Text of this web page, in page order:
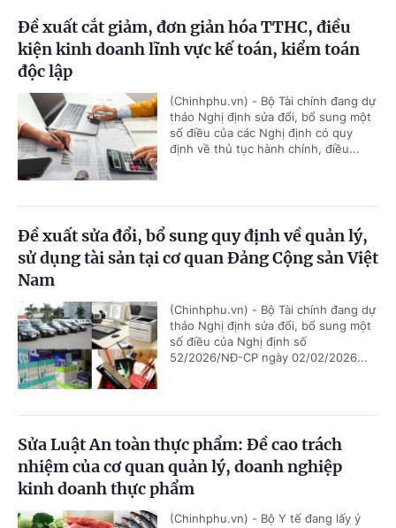
Đề xuất cắt giảm, đơn giản hóa TTHC, điều
kiện kinh doanh lĩnh vực kế toán, kiểm toán
độc lập
(Chinhphu.vn) - Bộ Tài chính đang dự
thảo Nghị định sửa đổi, bổ sung một
số điều của các Nghị định có quy
định về thủ tục hành chính, điều...
Đề xuất sửa đổi, bổ sung quy định về quản lý,
sử dụng tài sản tại cơ quan Đảng Cộng sản Việt
Nam
(Chinhphu.vn) - Bộ Tài chính đang dự
thảo Nghị định sửa đổi, bổ sung một
số điều của Nghị định số
52/2026/NĐ-CP ngày 02/02/2026...
Sửa Luật An toàn thực phẩm: Đề cao trách
nhiệm của cơ quan quản lý, doanh nghiệp
kinh doanh thực phẩm
(Chinhphu.vn) - Bộ Y tế đang lấy ý